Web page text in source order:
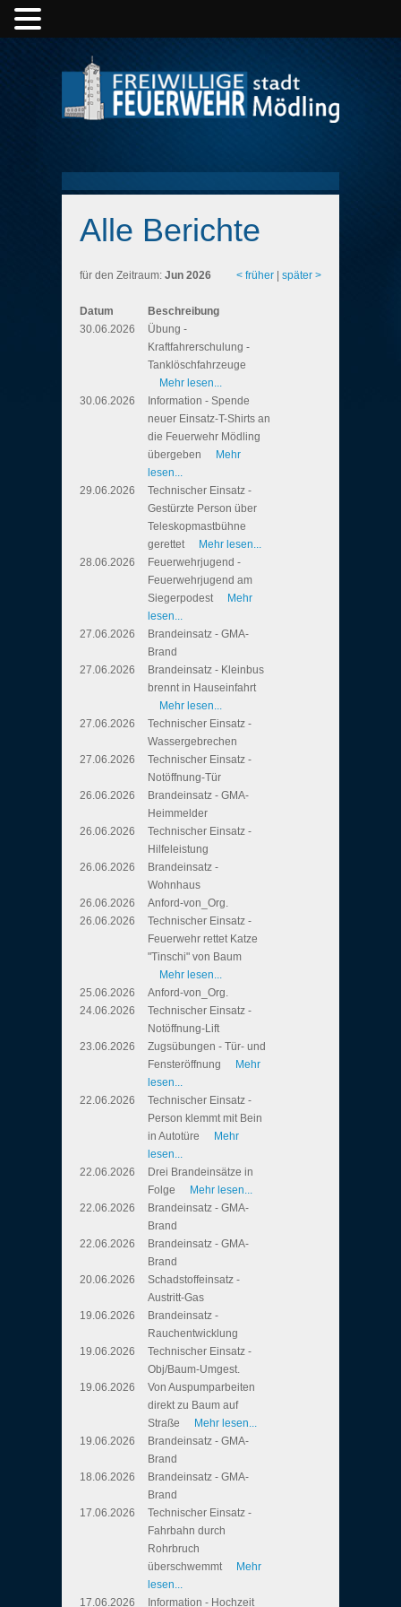
Alle Berichte
< früher später >
für den Zeitraum: Jun 2026
Datum
Beschreibung
30.06.2026
Übung -
Kraftfahrerschulung -
Tanklöschfahrzeuge
Mehr lesen...
30.06.2026
Information - Spende
neuer Einsatz-T-Shirts an
die Feuerwehr Mödling
übergeben
Mehr
lesen...
29.06.2026
Technischer Einsatz -
Gestürzte Person über
Teleskopmastbühne
gerettet
Mehr lesen...
28.06.2026
Feuerwehrjugend -
Feuerwehrjugend am
Siegerpodest
Mehr
lesen...
27.06.2026
Brandeinsatz - GMA-
Brand
27.06.2026
Brandeinsatz - Kleinbus
brennt in Hauseinfahrt
Mehr lesen...
27.06.2026
Technischer Einsatz -
Wassergebrechen
27.06.2026
Technischer Einsatz -
Notöffnung-Tür
26.06.2026
Brandeinsatz - GMA-
Heimmelder
26.06.2026
Technischer Einsatz -
Hilfeleistung
26.06.2026
Brandeinsatz -
Wohnhaus
26.06.2026
Anford-von_Org.
26.06.2026
Technischer Einsatz -
Feuerwehr rettet Katze
"Tinschi" von Baum
Mehr lesen...
25.06.2026
Anford-von_Org.
24.06.2026
Technischer Einsatz -
Notöffnung-Lift
23.06.2026
Zugsübungen - Tür- und
Fensteröffnung
Mehr
lesen...
22.06.2026
Technischer Einsatz -
Person klemmt mit Bein
in Autotüre
Mehr
lesen...
22.06.2026
Drei Brandeinsätze in
Folge
Mehr lesen...
22.06.2026
Brandeinsatz - GMA-
Brand
22.06.2026
Brandeinsatz - GMA-
Brand
20.06.2026
Schadstoffeinsatz -
Austritt-Gas
19.06.2026
Brandeinsatz -
Rauchentwicklung
19.06.2026
Technischer Einsatz -
Obj/Baum-Umgest.
19.06.2026
Von Auspumparbeiten
direkt zu Baum auf
Straße
Mehr lesen...
19.06.2026
Brandeinsatz - GMA-
Brand
18.06.2026
Brandeinsatz - GMA-
Brand
17.06.2026
Technischer Einsatz -
Fahrbahn durch
Rohrbruch
überschwemmt
Mehr
lesen...
17.06.2026
Information - Hochzeit